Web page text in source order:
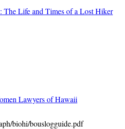
The Life and Times of a Lost Hiker
Lawyers of Hawaii
biohi/bouslogguide.pdf